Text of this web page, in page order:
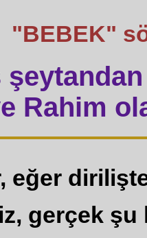
"BEBEK"
Rahim
eğer
gerçek şu